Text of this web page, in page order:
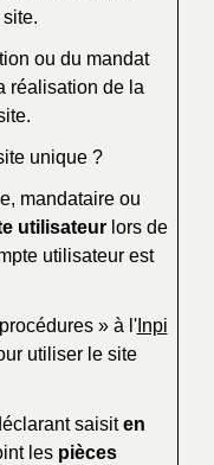
ou du mandat
réalisation de la
unique ?
mandataire ou
utilisateurlors de
utilisateur est
» à l'Inpi
utiliser le site
saisiten
les pièces